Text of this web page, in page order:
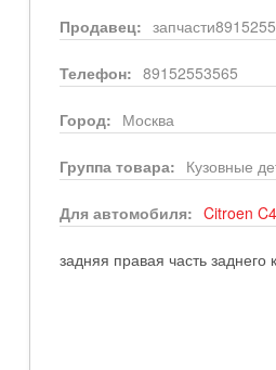
Продавец:
Телефон: 89152553565
Город: Москва
Группа товара: Кузовные
Для автомобиля: Citroen C4
задняя правая часть